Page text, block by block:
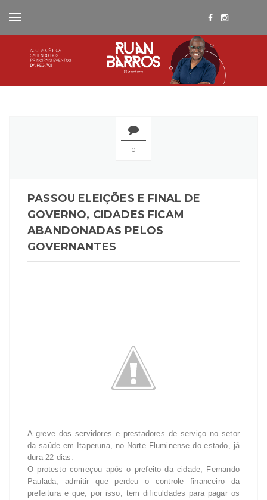
0
PASSOU ELEIÇÕES E FINAL DE
GOVERNO, CIDADES FICAM
ABANDONADAS PELOS
GOVERNANTES
A greve dos servidores e prestadores de serviço no setor
da saúde em Itaperuna, no Norte Fluminense do estado, já
dura 22 dias.
O protesto começou após o prefeito da cidade, Fernando
Paulada, admitir que perdeu o controle financeiro da
prefeitura e que, por isso, tem dificuldades para pagar os